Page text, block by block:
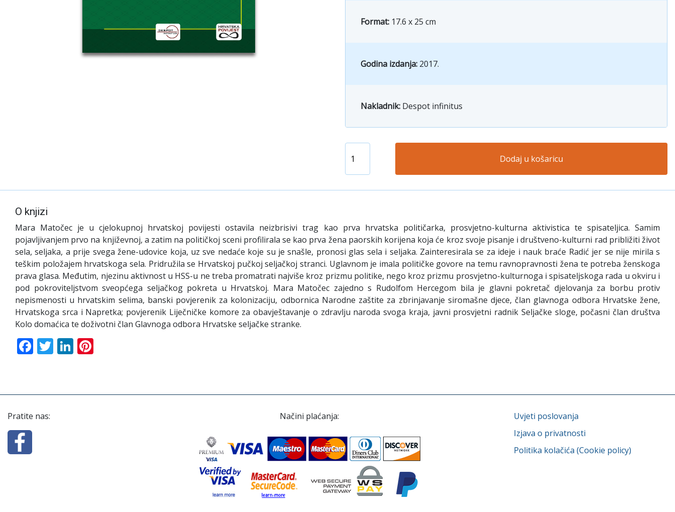
Format: 17.6 x 25 cm
Godina izdanja: 2017.
Nakladnik: Despot infinitus
Dodaj u košaricu
O knjizi
Mara Matočec je u cjelokupnoj hrvatskoj povijesti ostavila neizbrisivi trag kao prva hrvatska političarka, prosvjetno-kulturna aktivistica te spisateljica. Samim
pojavljivanjem prvo na književnoj, a zatim na političkoj sceni profilirala se kao prva žena paorskih korijena koja će kroz svoje pisanje i društveno-kulturni rad približiti život
sela, seljaka, a prije svega žene-udovice koja, uz sve nedaće koje su je snašle, pronosi glas sela i seljaka. Zainteresirala se za ideje i nauk braće Radić jer se nije mirila s
teškim položajem hrvatskoga sela. Pridružila se Hrvatskoj pučkoj seljačkoj stranci. Uglavnom je imala političke govore na temu ravnopravnosti žena te potreba ženskoga
prava glasa. Međutim, njezinu aktivnost u HSS-u ne treba promatrati najviše kroz prizmu politike, nego kroz prizmu prosvjetno-kulturnoga i spisateljskoga rada u okviru i
pod pokroviteljstvom sveopćega seljačkog pokreta u Hrvatskoj. Mara Matočec zajedno s Rudolfom Hercegom bila je glavni pokretač djelovanja za borbu protiv
nepismenosti u hrvatskim selima, banski povjerenik za kolonizaciju, odbornica Narodne zaštite za zbrinjavanje siromašne djece, član glavnoga odbora Hrvatske žene,
Hrvatskoga srca i Napretka; povjerenik Liječničke komore za obavještavanje o zdravlju naroda svoga kraja, javni prosvjetni radnik Seljačke sloge, počasni član društva
Kolo domaćica te doživotni član Glavnoga odbora Hrvatske seljačke stranke.
Facebook
TwitterLinkedIn
Pratite nas: Načini plaćanja:
Uvjeti poslovanja
Izjava o privatnosti
Politika kolačića (Cookie policy)